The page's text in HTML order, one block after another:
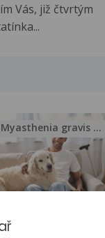
Vás, již čtvrtým
Myasthenia gravis – vše, co...